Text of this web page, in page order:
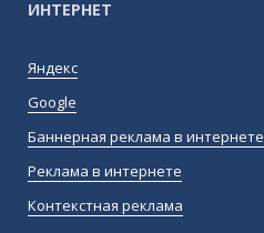
ИНТЕРНЕТ
Яндекс
Google
Баннерная реклама в интернете
Реклама в интернете
Контекстная реклама